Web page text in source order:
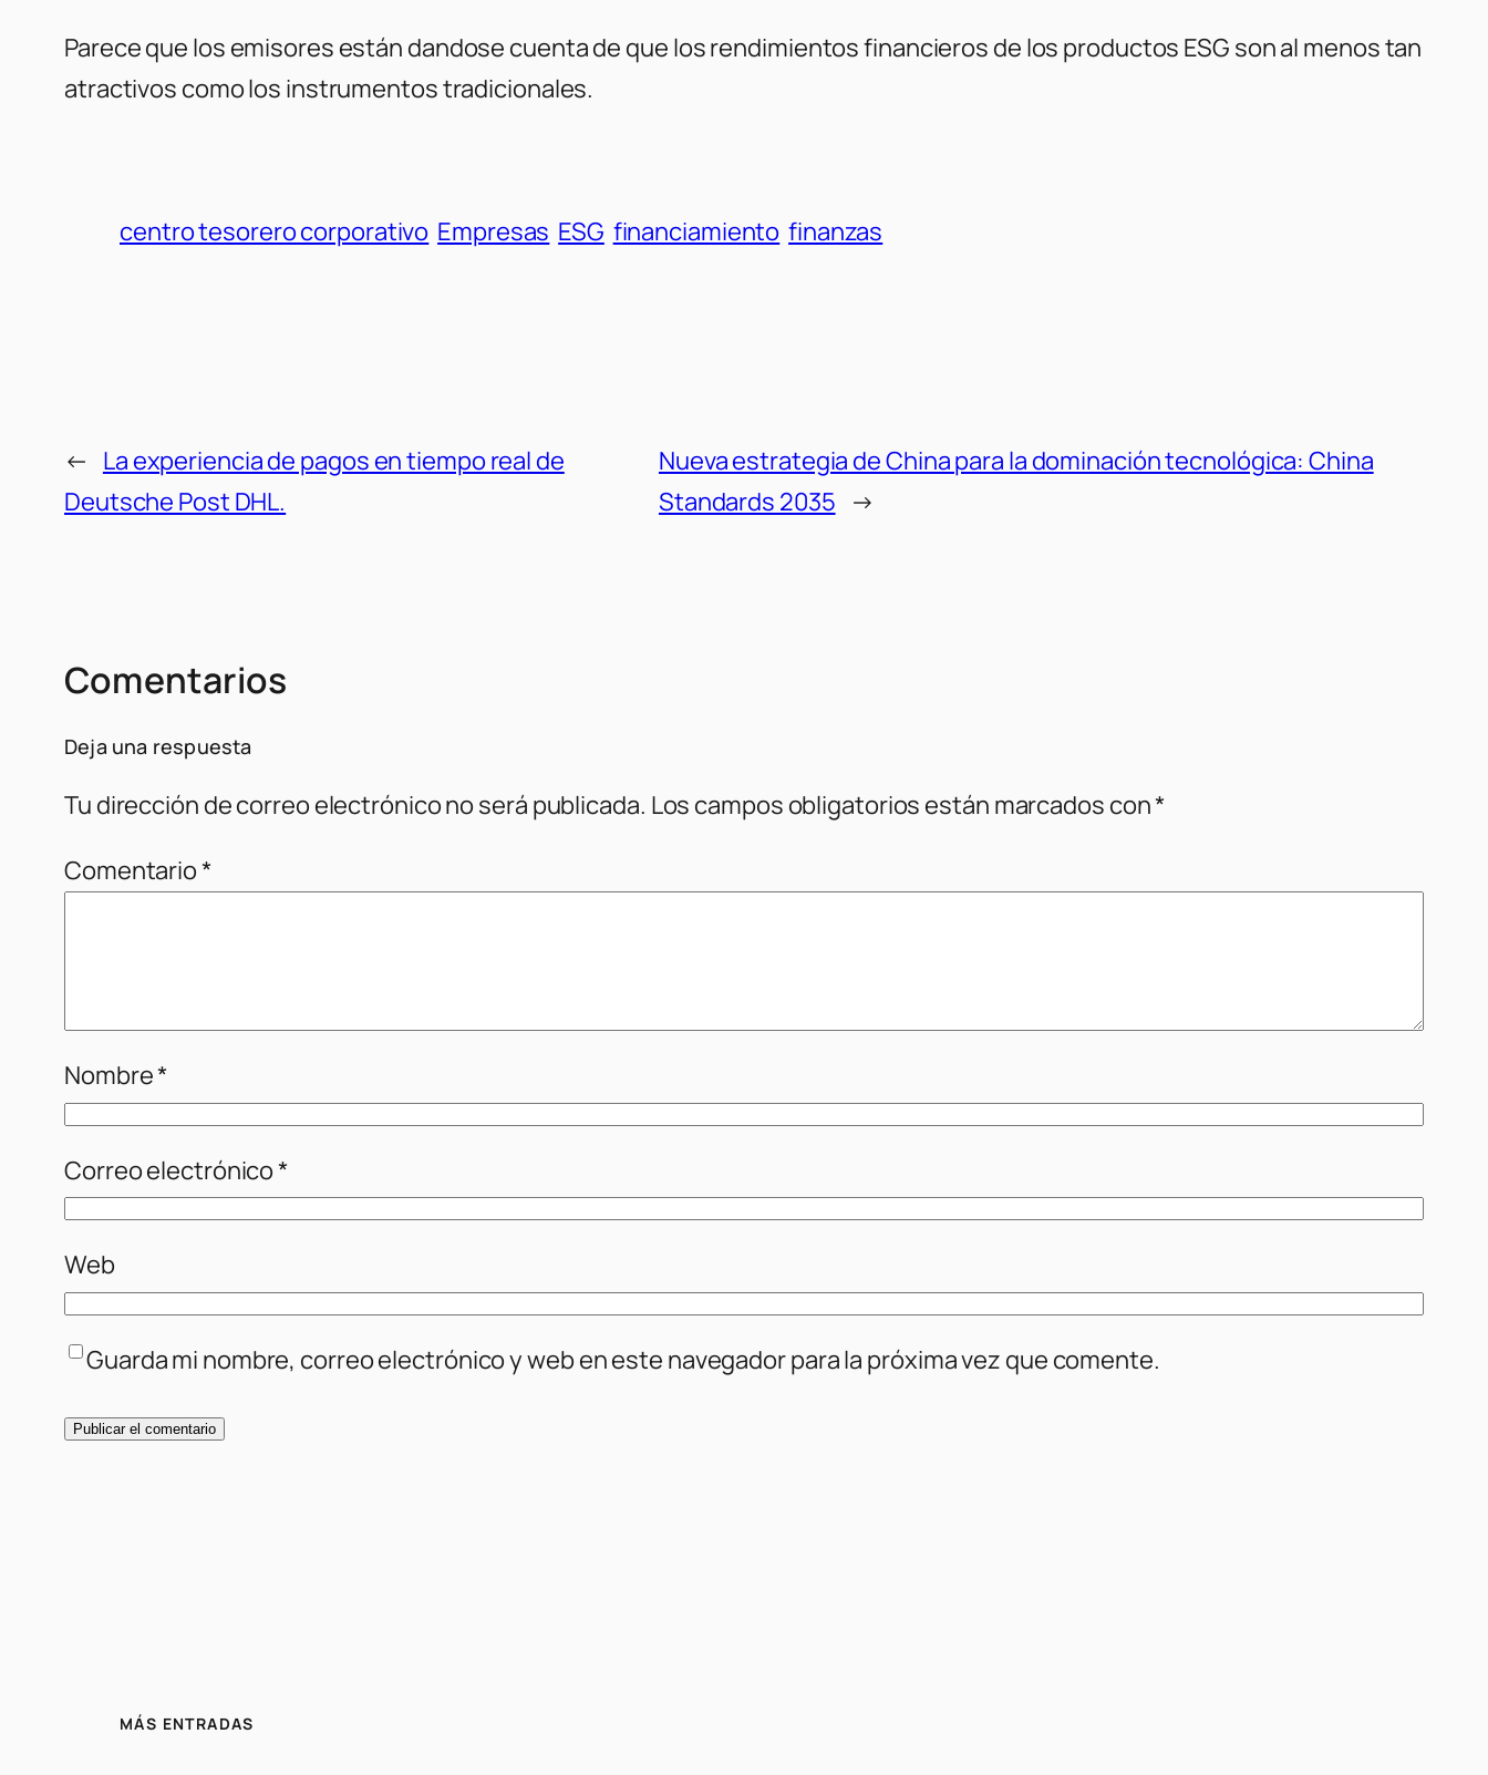
Parece que los emisores están dandose cuenta de que los rendimientos financieros de los productos ESG son al menos tan
atractivos como los instrumentos tradicionales.
centro tesorero corporativo Empresas ESG financiamiento finanzas
← La experiencia de pagos en tiempo real de
Deutsche Post DHL.
Nueva estrategia de China para la dominación tecnológica: China
Standards 2035 →
Comentarios
Deja una respuesta
Tu dirección de correo electrónico no será publicada. Los campos obligatorios están marcados con*
Comentario*
Nombre*
Correo electrónico*
Web
Guarda mi nombre, correo electrónico y web en este navegador para la próxima vez que comente.
MÁS ENTRADAS